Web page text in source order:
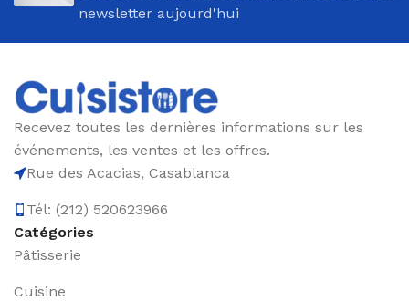
newsletter aujourd'hui
Recevez toutes les dernières informations sur les
événements, les ventes et les offres.
Rue des Acacias, Casablanca
Tél: (212) 520623966
Catégories
Pâtisserie
Cuisine